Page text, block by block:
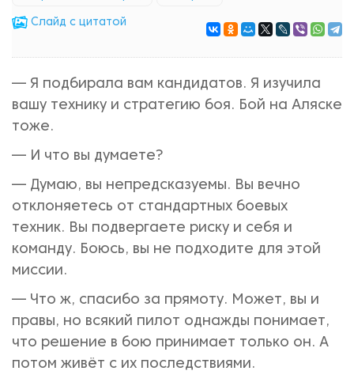
Cлайд с цитатой
— Я подбирала вам кандидатов. Я изучила
вашу технику и стратегию боя. Бой на Аляске
тоже.
— И что вы думаете?
— Думаю, вы непредсказуемы. Вы вечно
отклоняетесь от стандартных боевых
техник. Вы подвергаете риску и себя и
команду. Боюсь, вы не подходите для этой
миссии.
— Что ж, спасибо за прямоту. Может, вы и
правы, но всякий пилот однажды понимает,
что решение в бою принимает только он. А
потом живёт с их последствиями.